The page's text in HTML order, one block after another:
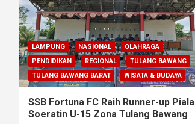
LAMPUNG NASIONAL
OLAHRAGA
PENDIDIKAN
REGIONAL
TULANG BAWANG
TULANG BAWANG BARAT
WISATA & BUDAYA
SSB Fortuna FC Raih Runner-up Piala
Soeratin U-15 Zona Tulang Bawang